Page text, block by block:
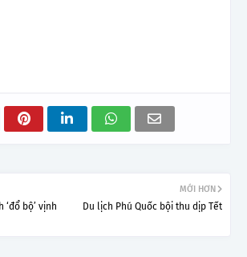
MỚI HƠN
Du lịch Phú Quốc bội thu dịp Tết
‘đổ bộ’ vịnh